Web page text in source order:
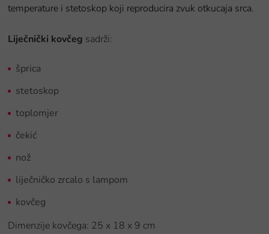
temperature i stetoskop koji reproducira zvuk otkucaja srca.
Liječnički kovčeg sadrži:
šprica
stetoskop
toplomjer
čekić
nož
liječničko zrcalo s lampom
kovčeg
Dimenzije kovčega: 25 x 18 x 9 cm